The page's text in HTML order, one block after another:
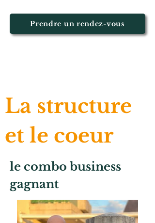
Prendre un rendez-vous
La structure
et le coeur
le combo business
gagnant